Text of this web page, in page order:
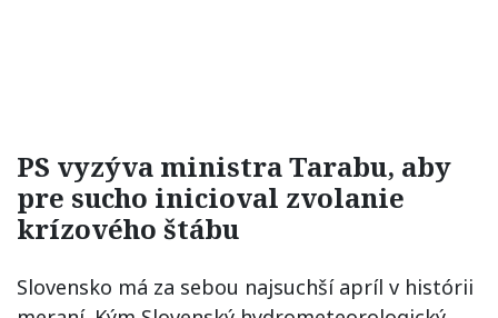
PS vyzýva ministra Tarabu, aby
pre sucho inicioval zvolanie
krízového štábu
Slovensko má za sebou najsuchší apríl v histórii